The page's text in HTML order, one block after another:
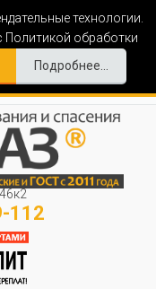
технологии.
Политикой обработки
Подробнее...
112